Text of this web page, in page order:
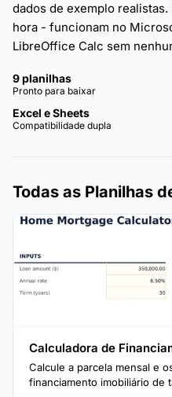
dados de exemplo
hora - funcionam no
LibreOffice Calc sem
9 planilhas
Pronto para baixar
Excel e Sheets
Compatibilidade dupla
Todas as Planilhas
Calculadora de
Calcule a parcela mensal e
financiamento imobiliário de